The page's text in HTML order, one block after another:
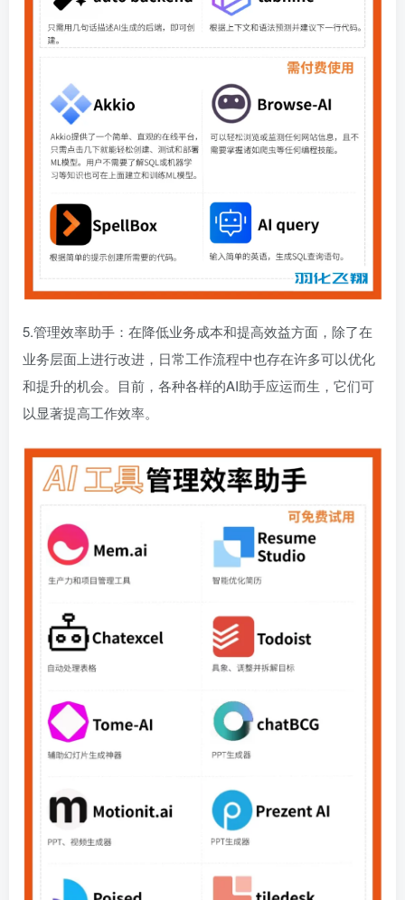
5.管理效率助手：在降低业务成本和提高效益方面，除了在
业务层面上进行改进，日常工作流程中也存在许多可以优化
和提升的机会。目前，各种各样的AI助手应运而生，它们可
以显著提高工作效率。